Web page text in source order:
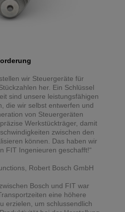
wir Steuergeräte für
her. Ein Schlüssel
sind unsere leistungsfähigen
die wir selbst entwerfen und
von Steuergeräten
Werkstückträger, damit
zwischen den
können. Das haben wir
FIT Ingenieuren geschafft!“
Robert Bosch GmbH
Bosch und FIT war
eine höhere
erzielen, um schlussendlich